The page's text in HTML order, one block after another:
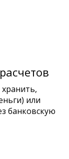
или
банковскую